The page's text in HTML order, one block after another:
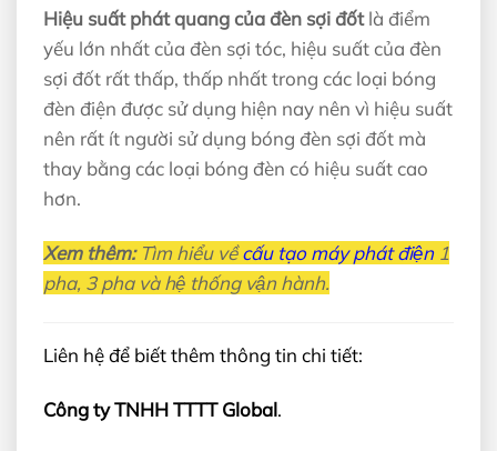
Hiệu suất phát quang của đèn sợi đốtlà điểm
yếu lớn nhất của đèn sợi tóc, hiệu suất của đèn
sợi đốt rất thấp, thấp nhất trong các loại bóng
đèn điện được sử dụng hiện nay nên vì hiệu suất
nên rất ít người sử dụng bóng đèn sợi đốt mà
thay bằng các loại bóng đèn có hiệu suất cao
hơn.
Xem thêm: Tìm hiểu vềcấu tạo máy phát điện1
pha, 3 pha và hệ thống vận hành.
Liên hệ để biết thêm thông tin chi tiết:
Công ty TNHH TTTT Global.